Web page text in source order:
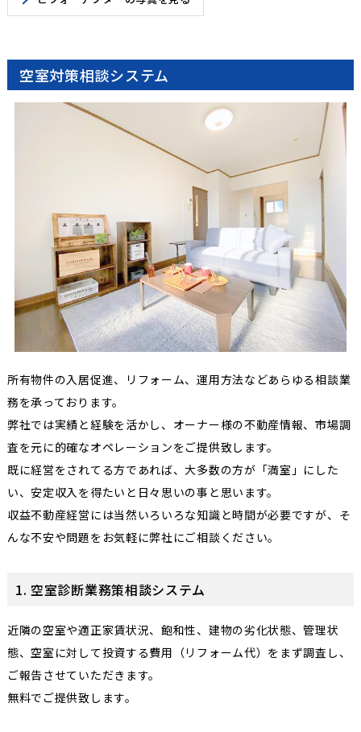
空室対策相談システム
所有物件の入居促進、リフォーム、運用方法などあらゆる相談業
務を承っております。
弊社では実績と経験を活かし、オーナー様の不動産情報、市場調
査を元に的確なオペレーションをご提供致します。
既に経営をされてる方であれば、大多数の方が「満室」にした
い、安定収入を得たいと日々思いの事と思います。
収益不動産経営には当然いろいろな知識と時間が必要ですが、そ
んな不安や問題をお気軽に弊社にご相談ください。
1. 空室診断業務策相談システム
近隣の空室や適正家賃状況、飽和性、建物の劣化状態、管理状
態、空室に対して投資する費用（リフォーム代）をまず調査し、
ご報告させていただきます。
無料でご提供致します。